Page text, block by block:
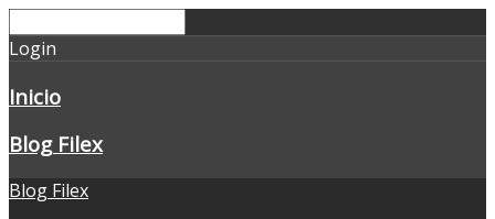
Login
Inicio
Blog Filex
Blog Filex